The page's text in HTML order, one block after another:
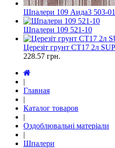
Шпалери 109 Аида3 503-01
Шпалери 109 521-10
Церезіт грунт СТ17 2л
228.57 грн.
|
Главная
|
Каталог товаров
|
Оздоблювальні матеріали
|
Шпалери